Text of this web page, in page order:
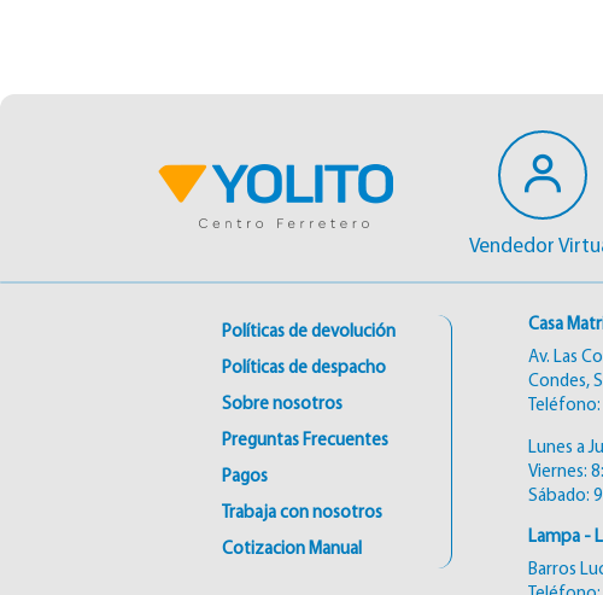
Vendedor
Políticas de devolución
Políticas de despacho
Sobre nosotros
Preguntas Frecuentes
Pagos
Trabaja con nosotros
Cotizacion Manual
Casa
Av. Las
Condes,
Teléfono:
Lunes a
Viernes:
Sábado:
Lampa -
Barros